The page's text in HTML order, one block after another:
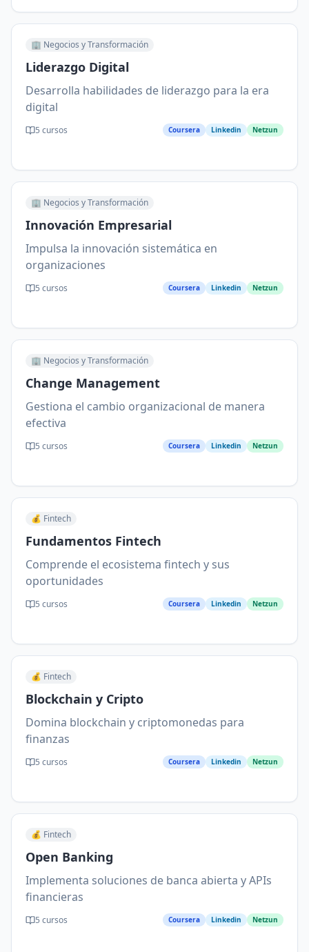
🏢 Negocios y Transformación
Liderazgo Digital
Desarrolla habilidades de liderazgo para la era
digital
5 cursos Coursera Linkedin Netzun
🏢 Negocios y Transformación
Innovación Empresarial
Impulsa la innovación sistemática en
organizaciones
5 cursos Coursera Linkedin Netzun
🏢 Negocios y Transformación
Change Management
Gestiona el cambio organizacional de manera
efectiva
5 cursos Coursera Linkedin Netzun
💰 Fintech
Fundamentos Fintech
Comprende el ecosistema fintech y sus
oportunidades
5 cursos Coursera Linkedin Netzun
💰 Fintech
Blockchain y Cripto
Domina blockchain y criptomonedas para
finanzas
5 cursos Coursera Linkedin Netzun
💰 Fintech
Open Banking
Implementa soluciones de banca abierta y APIs
financieras
5 cursos Coursera Linkedin Netzun